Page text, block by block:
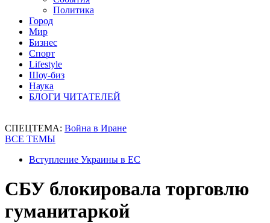
Политика
Город
Мир
Бизнес
Спорт
Lifestyle
Шоу-биз
Наука
БЛОГИ ЧИТАТЕЛЕЙ
СПЕЦТЕМА: Война в Иране
ВСЕ ТЕМЫ
Вступление Украины в ЕС
СБУ блокировала торговлю
гуманитаркой